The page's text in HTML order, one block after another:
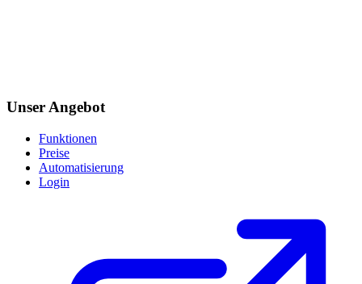
Unser Angebot
Funktionen
Preise
Automatisierung
Login